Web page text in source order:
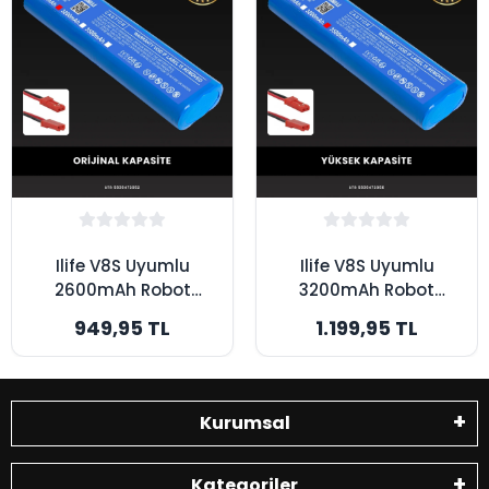
Ilife V8S Uyumlu
2600mAh Robot
Orijinal Kapasite
949,95 TL
Ilife V8S Uyumlu
3200mAh Robot
Yüksek Kapasite
1.199,95 TL
Kurumsal